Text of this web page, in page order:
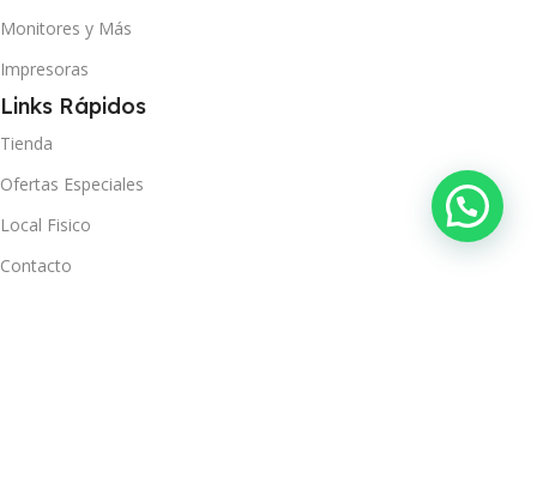
Monitores y Más
Impresoras
Links Rápidos
Tienda
Ofertas Especiales
Local Fisico
Contacto